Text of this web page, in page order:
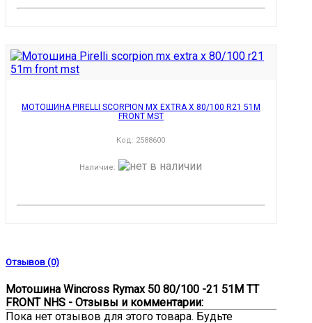
МОТОШИНА PIRELLI SCORPION MX EXTRA X 80/100 R21 51M
FRONT MST
Код: 2588600
Наличие:
Отзывов (0)
Мотошина Wincross Rymax 50 80/100 -21 51M TT
FRONT NHS - Отзывы и комментарии:
Пока нет отзывов для этого товара. Будьте